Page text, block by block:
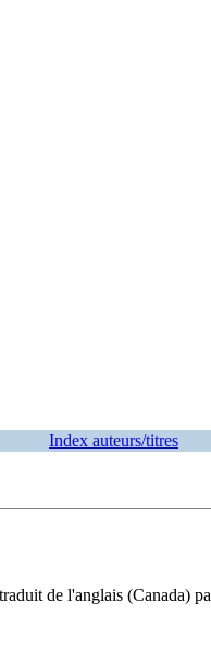
Index auteurs/titres
de l'anglais (Canada)